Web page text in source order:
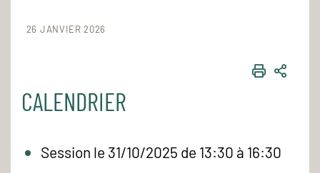
26 JANVIER 2026
CALENDRIER
Session le 31/10/2025 de 13:30 à 16:30